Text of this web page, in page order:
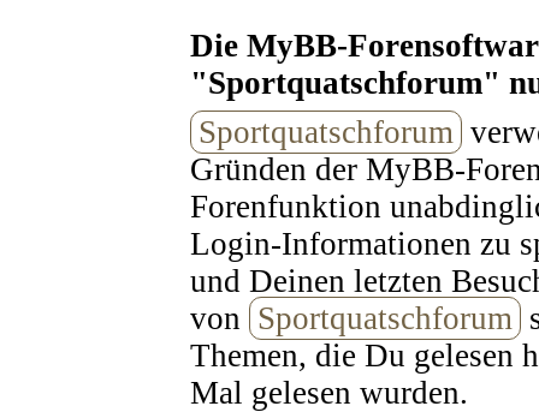
Die MyBB-
"Sportquatschforum"
Sportquatschforum
Gründen der MyBB-
Forenfunktion
Login-Informationen zu
und Deinen letzten
von Sportquatschforum
Themen, die Du gelesen
Mal gelesen wurden.